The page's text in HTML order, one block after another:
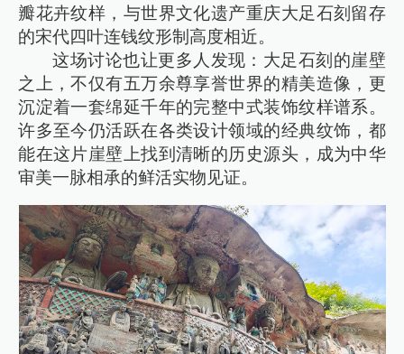
瓣花卉纹样，与世界文化遗产重庆大足石刻留存
的宋代四叶连钱纹形制高度相近。
这场讨论也让更多人发现：大足石刻的崖壁
之上，不仅有五万余尊享誉世界的精美造像，更
沉淀着一套绵延千年的完整中式装饰纹样谱系。
许多至今仍活跃在各类设计领域的经典纹饰，都
能在这片崖壁上找到清晰的历史源头，成为中华
审美一脉相承的鲜活实物见证。